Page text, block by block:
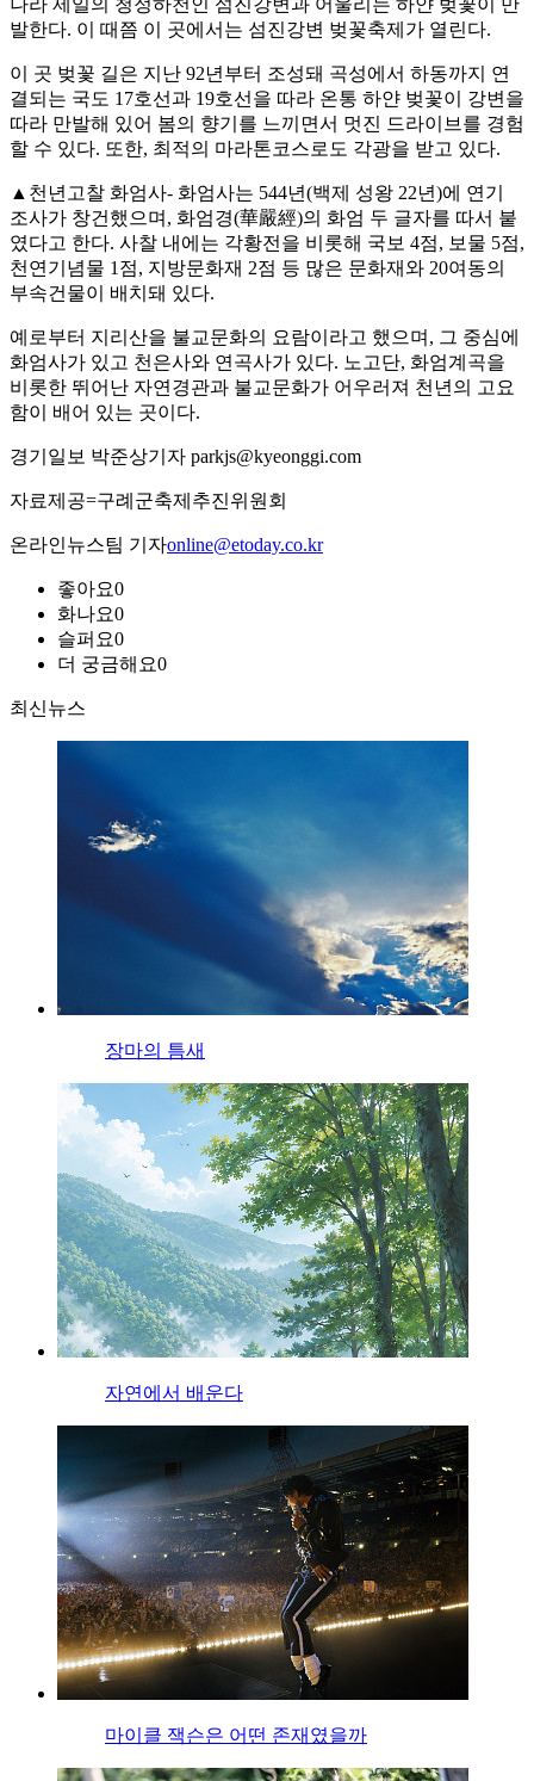
나라 제일의 청정하천인 섬진강변과 어울리는 하얀 벚꽃이 만
발한다. 이 때쯤 이 곳에서는 섬진강변 벚꽃축제가 열린다.
이 곳 벚꽃 길은 지난 92년부터 조성돼 곡성에서 하동까지 연
결되는 국도 17호선과 19호선을 따라 온통 하얀 벚꽃이 강변을
따라 만발해 있어 봄의 향기를 느끼면서 멋진 드라이브를 경험
할 수 있다. 또한, 최적의 마라톤코스로도 각광을 받고 있다.
▲천년고찰 화엄사- 화엄사는 544년(백제 성왕 22년)에 연기
조사가 창건했으며, 화엄경(華嚴經)의 화엄 두 글자를 따서 붙
였다고 한다. 사찰 내에는 각황전을 비롯해 국보 4점, 보물 5점,
천연기념물 1점, 지방문화재 2점 등 많은 문화재와 20여동의
부속건물이 배치돼 있다.
예로부터 지리산을 불교문화의 요람이라고 했으며, 그 중심에
화엄사가 있고 천은사와 연곡사가 있다. 노고단, 화엄계곡을
비롯한 뛰어난 자연경관과 불교문화가 어우러져 천년의 고요
함이 배어 있는 곳이다.
경기일보 박준상기자 parkjs@kyeonggi.com
자료제공=구례군축제추진위원회
온라인뉴스팀 기자online@etoday.co.kr
좋아요0
화나요0
슬퍼요0
더 궁금해요0
최신뉴스
장마의 틈새
자연에서 배운다
마이클 잭슨은 어떤 존재였을까